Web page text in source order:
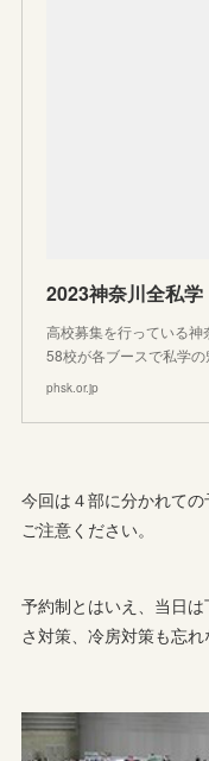
2023神奈川全私
高校募集を行っている
58校が各ブースで私学の
phsk.or.jp
今回は４部に分かれて
ご注意ください。
予約制とはいえ、当日
さ対策、冷房対策も忘れ